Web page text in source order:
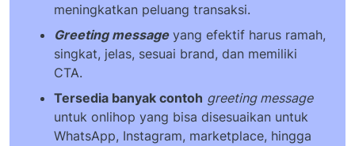
meningkatkan peluang transaksi.
Greeting messageyang efektif harus ramah,
singkat, jelas, sesuai brand, dan memiliki
CTA.
Tersedia banyak contoh greeting message
untuk onlihop yang bisa disesuaikan untuk
WhatsApp, Instagram, marketplace, hingga